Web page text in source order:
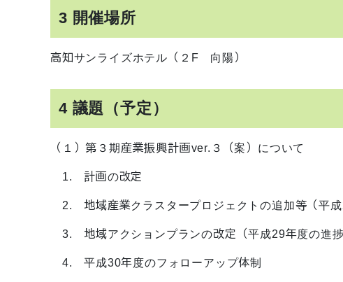
3 開催場所
高知サンライズホテル（２F 向陽）
4 議題（予定）
（１）第３期産業振興計画ver.３（案）について
1. 計画の改定
2. 地域産業クラスタープロジェクトの追加等（平成
3. 地域アクションプランの改定（平成29年度の進捗
4. 平成30年度のフォローアップ体制